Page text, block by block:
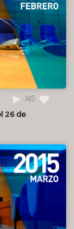
a la
1415
26 de